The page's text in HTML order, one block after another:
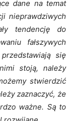
dane na temat
nieprawdziwych
tendencję do
fałszywych
się
stoją, należy
stwierdzić
zaznaczyć, że
ważne. Są to